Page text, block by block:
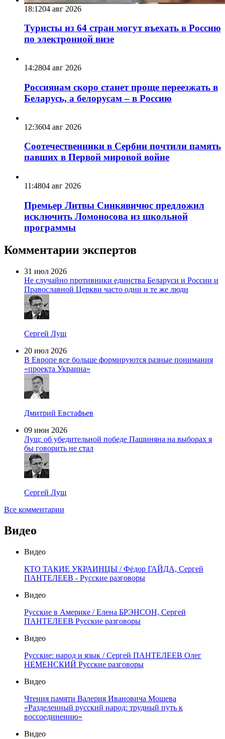
18:1204 авг 2026
Туристы из 64 стран могут въехать в Россию
по электронной визе
14:2804 авг 2026
Россиянам скоро станет проще переезжать в
Беларусь, а белорусам – в Россию
12:3604 авг 2026
Соотечественники в Сербии почтили память
павших в Первой мировой войне
11:4804 авг 2026
Премьер Литвы Синкявичюс предложил
исключить Ломоносова из школьной
программы
Комментарии экспертов
31 июл 2026
Не случайно противники единства Беларуси и России и
Православной Церкви часто одни и те же люди
Сергей Лущ
20 июл 2026
В Европе все больше формируются разные понимания
«проекта Украина»
Дмитрий Евстафьев
09 июн 2026
Лущ: об убедительной победе Пашиняна на выборах я
бы говорить не стал
Сергей Лущ
Все комментарии
Видео
Видео
КТО ТАКИЕ УКРАИНЦЫ / Фёдор ГАЙДА, Сергей
ПАНТЕЛЕЕВ - Русские разговоры
Видео
Русские в Америке / Елена БРЭНСОН, Сергей
ПАНТЕЛЕЕВ Русские разговоры
Видео
Русские: народ и язык / Сергей ПАНТЕЛЕЕВ Олег
НЕМЕНСКИЙ Русские разговоры
Видео
Чтения памяти Валерия Ивановича Мошева
«Разделенный русский народ: трудный путь к
воссоединению»
Видео